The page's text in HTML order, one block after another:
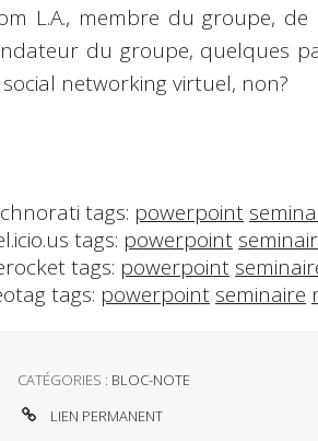
L.A., membre du groupe,
du groupe, quelques
social networking virtuel, non?
tags: powerpoint
tags: powerpoint
tags: powerpoint
tags: powerpoint seminaire
CATÉGORIES : BLOC-NOTE
LIEN PERMANENT